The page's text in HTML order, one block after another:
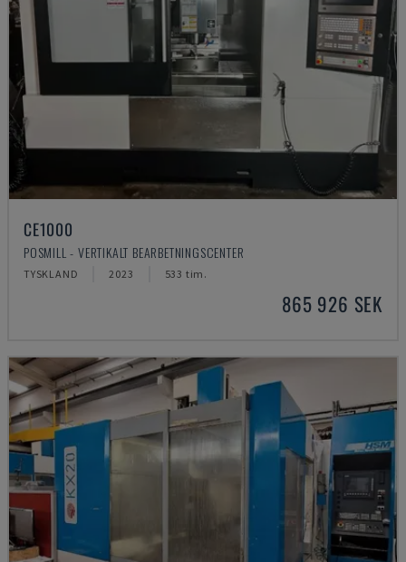
CE1000
POSMILL - VERTIKALT BEARBETNINGSCENTER
TYSKLAND 2023 533 tim.
865 926 SEK